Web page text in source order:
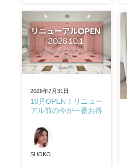
2026年7月31日
10月OPEN！リニュー
アル前の今が一番お得
SHOKO